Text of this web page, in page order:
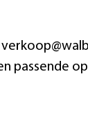
passende